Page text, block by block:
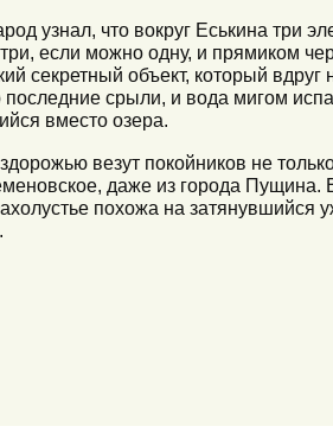
узнал, что вокруг Еськина три
если можно одну, и прямиком
секретный объект, который вдруг
срыли, и вода мигом
вместо озера.
везут покойников не
даже из города Пущина.
похожа на затянувшийся